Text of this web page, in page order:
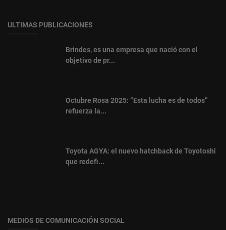
ULTIMAS PUBLICACIONES
Brindes, es una empresa que nació con el
objetivo de pr...
Octubre Rosa 2025: “Esta lucha es de todos”
refuerza la...
Toyota AGYA: el nuevo hatchback de Toyotoshi
que redefi...
MEDIOS DE COMUNICACIÓN SOCIAL